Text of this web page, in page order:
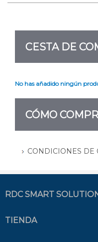
CESTA DE
No has añadido ningún
CÓMO
CONDICIONES DE
RDC SMART
TIENDA